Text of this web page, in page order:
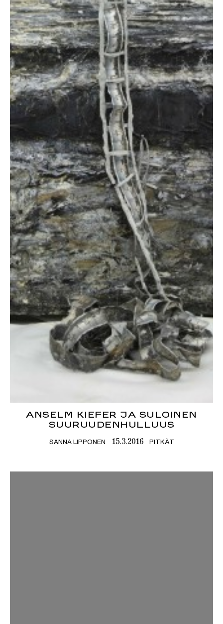
ANSELM KIEFER JA SULOINEN
SUURUUDENHULLUUS
SANNA LIPPONEN 15.3.2016 PITKÄT